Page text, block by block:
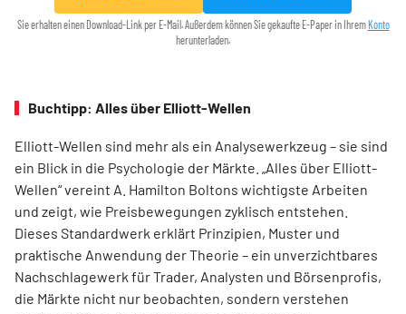
Sie erhalten einen Download-Link per E-Mail. Außerdem können Sie gekaufte E-Paper in Ihrem Konto
herunterladen.
Buchtipp: Alles über Elliott-Wellen
Elliott-Wellen sind mehr als ein Analysewerkzeug – sie sind
ein Blick in die Psychologie der Märkte. „Alles über Elliott-
Wellen“ vereint A. Hamilton Boltons wichtigste Arbeiten
und zeigt, wie Preisbewegungen zyklisch entstehen.
Dieses Standardwerk erklärt Prinzipien, Muster und
praktische Anwendung der Theorie – ein unverzichtbares
Nachschlagewerk für Trader, Analysten und Börsenprofis,
die Märkte nicht nur beobachten, sondern verstehen